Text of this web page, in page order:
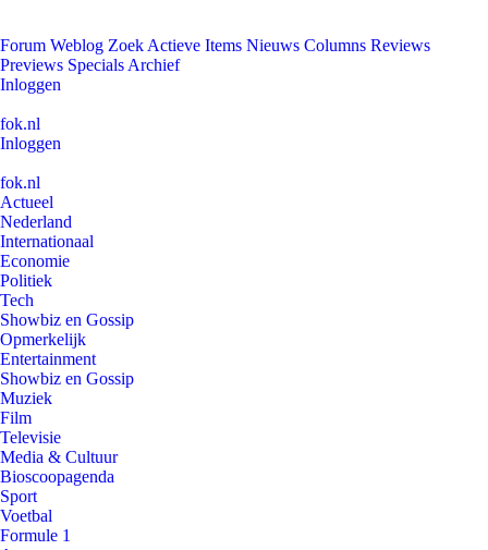
Forum Weblog Zoek Actieve Items Nieuws Columns Reviews
Previews Specials Archief
Inloggen
fok.nl
Inloggen
fok.nl
Actueel
Nederland
Internationaal
Economie
Politiek
Tech
Showbiz en Gossip
Opmerkelijk
Entertainment
Showbiz en Gossip
Muziek
Film
Televisie
Media & Cultuur
Bioscoopagenda
Sport
Voetbal
Formule 1